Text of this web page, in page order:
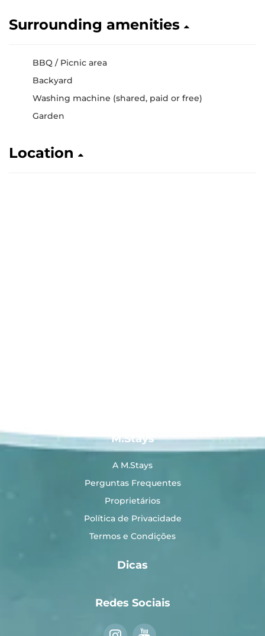
Surrounding amenities
BBQ / Picnic area
Backyard
Washing machine (shared, paid or free)
Garden
Location
M.Stays
A M.Stays
Perguntas Frequentes
Proprietários
Política de Privacidade
Termos e Condições
Dicas
Redes Sociais